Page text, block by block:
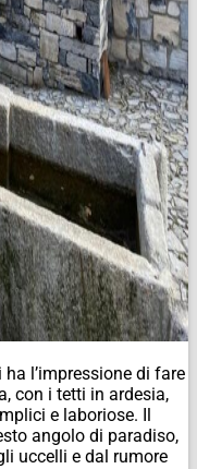
l’impressione di fare
con i tetti in ardesia,
e laboriose. Il
angolo di paradiso,
uccelli e dal rumore